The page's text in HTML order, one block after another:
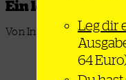
Ein letzter Anlauf
Von Ines Schwerdtner
Leg dir
64